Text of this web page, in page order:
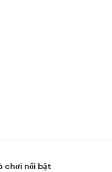
chơi nổi bật